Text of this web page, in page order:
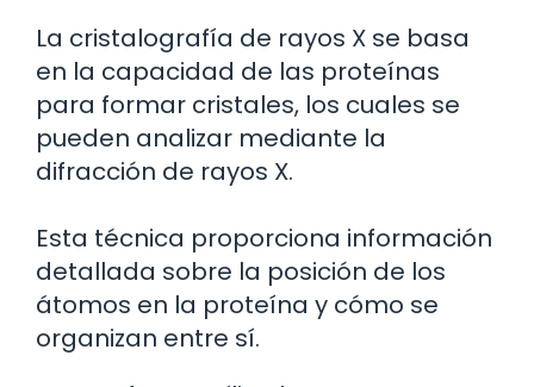
La cristalografía de rayos X se basa
en la capacidad de las proteínas
para formar cristales, los cuales se
pueden analizar mediante la
difracción de rayos X.
Esta técnica proporciona información
detallada sobre la posición de los
átomos en la proteína y cómo se
organizan entre sí.